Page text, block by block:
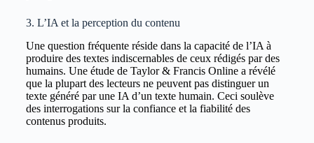
3. L’IA et la perception du contenu
Une question fréquente réside dans la capacité de l’IA à
produire des textes indiscernables de ceux rédigés par des
humains. Une étude de Taylor & Francis Online a révélé
que la plupart des lecteurs ne peuvent pas distinguer un
texte généré par une IA d’un texte humain. Ceci soulève
des interrogations sur la confiance et la fiabilité des
contenus produits.